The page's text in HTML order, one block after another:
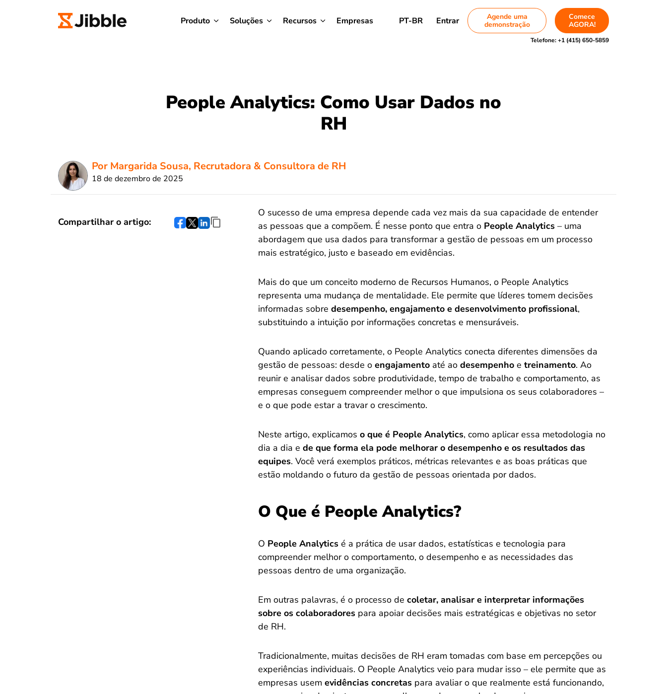
Produto Soluções Recursos Empresas PT-BR Entrar
Agende uma
demonstração
Comece
AGORA!
Telefone:+1 (415) 650-5859
People Analytics: Como Usar Dados no
RH
Por Margarida Sousa, Recrutadora & Consultora de RH
18 de dezembro de 2025
Compartilhar o artigo:
O sucesso de uma empresa depende cada vez mais da sua capacidade de entender
as pessoas que a compõem. É nesse ponto que entra o People Analytics– uma
abordagem que usa dados para transformar a gestão de pessoas em um processo
mais estratégico, justo e baseado em evidências.
Mais do que um conceito moderno de Recursos Humanos, o People Analytics
representa uma mudança de mentalidade. Ele permite que líderes tomem decisões
informadas sobre desempenho, engajamento e desenvolvimento profissional,
substituindo a intuição por informações concretas e mensuráveis.
Quando aplicado corretamente, o People Analytics conecta diferentes dimensões da
gestão de pessoas: desde o engajamentoaté ao desempenhoe treinamento. Ao
reunir e analisar dados sobre produtividade, tempo de trabalho e comportamento, as
empresas conseguem compreender melhor o que impulsiona os seus colaboradores –
e o que pode estar a travar o crescimento.
Neste artigo, explicamos o que é People Analytics, como aplicar essa metodologia no
dia a dia e de que forma ela pode melhorar o desempenho e os resultados das
equipes. Você verá exemplos práticos, métricas relevantes e as boas práticas que
estão moldando o futuro da gestão de pessoas orientada por dados.
O Que é People Analytics?
O People Analyticsé a prática de usar dados, estatísticas e tecnologia para
compreender melhor o comportamento, o desempenho e as necessidades das
pessoas dentro de uma organização.
Em outras palavras, é o processo de coletar, analisar e interpretar informações
sobre os colaboradorespara apoiar decisões mais estratégicas e objetivas no setor
de RH.
Tradicionalmente, muitas decisões de RH eram tomadas com base em percepções ou
experiências individuais. O People Analytics veio para mudar isso – ele permite que as
empresas usem evidências concretaspara avaliar o que realmente está funcionando,